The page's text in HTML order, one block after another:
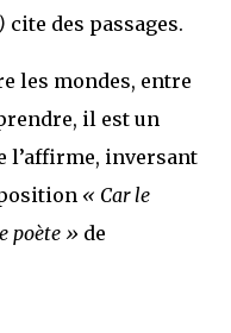
cite des passages.
les mondes, entre
il est un
l’affirme, inversant
« Car le
poète » de